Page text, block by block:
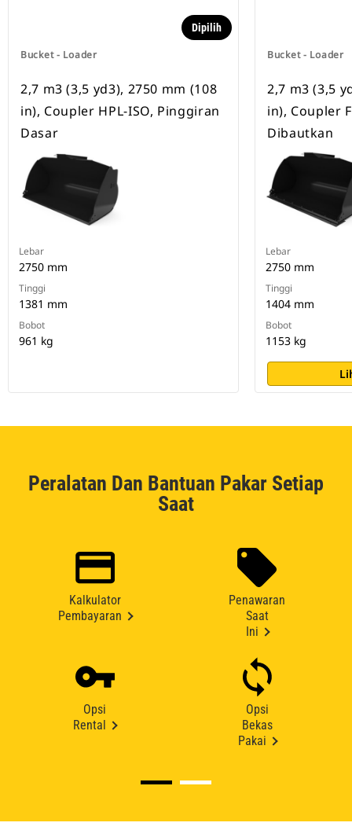
Bucket - Loader
Dipilih
2,7 m3 (3,5 yd3), 2750 mm (108
in), Coupler HPL-ISO, Pinggiran
Dasar
Lebar
2750 mm
Tinggi
1381 mm
Bobot
961 kg
Bucket - Loader
2,7 m3 (3,5
in), Coupler
Dibautkan
Lebar
2750 mm
Tinggi
1404 mm
Bobot
1153 kg
Peralatan Dan Bantuan Pakar Setiap
Saat
Kalkulator
Pembayaran
Penawaran
Saat
Ini
Opsi
Rental
Opsi
Bekas
Pakai